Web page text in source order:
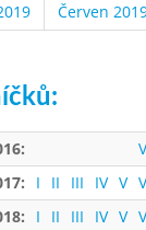
Červen
I II III IV V
I II III IV V